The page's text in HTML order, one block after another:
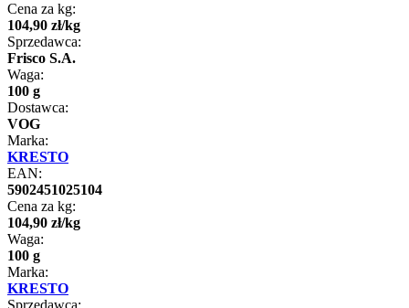
Cena za kg:
104,90 zł/kg
Sprzedawca:
Frisco S.A.
Waga:
100 g
Dostawca:
VOG
Marka:
KRESTO
EAN:
5902451025104
Cena za kg:
104,90 zł/kg
Waga:
100 g
Marka:
KRESTO